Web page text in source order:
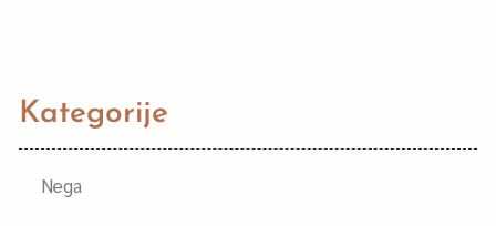
Kategorije
Nega